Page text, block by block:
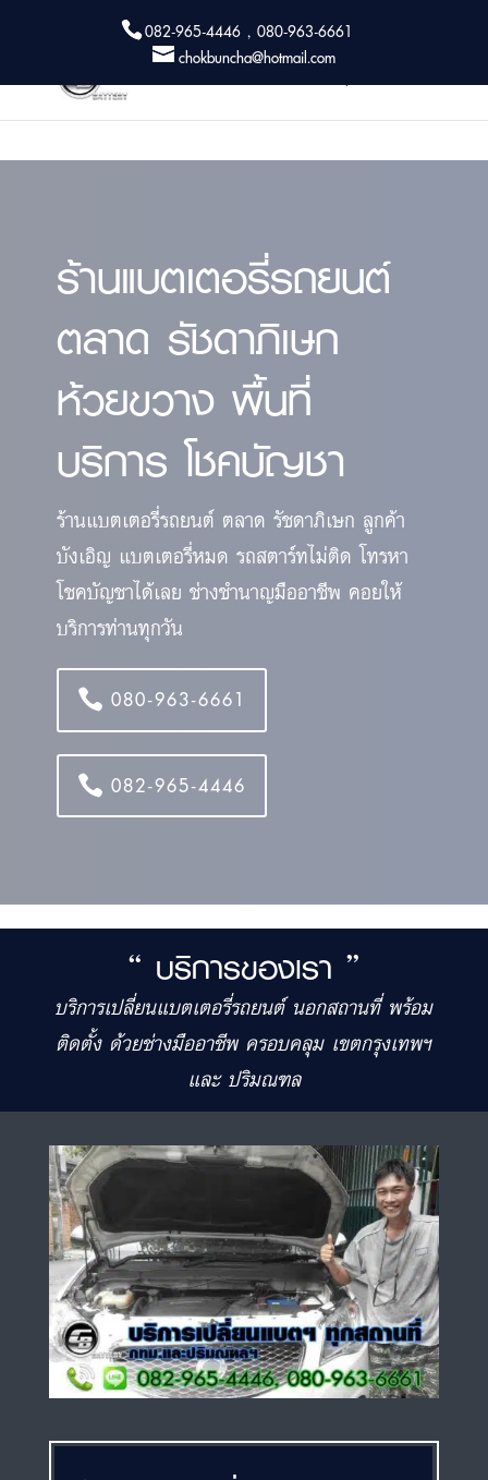
082-965-4446 , 080-963-6661
chokbuncha@hotmail.com
ร้านแบตเตอรี่รถยนต์
ตลาด รัชดาภิเษก
ห้วยขวาง พื้นที่
บริการ โชคบัญชา
ร้านแบตเตอรี่รถยนต์ ตลาด รัชดาภิเษก ลูกค้า
บังเอิญ แบตเตอรี่หมด รถสตาร์ทไม่ติด โทรหา
โชคบัญชาได้เลย ช่างชำนาญมืออาชีพ คอยให้
บริการท่านทุกวัน
080-963-6661
082-965-4446
“ บริการของเรา ”
บริการเปลี่ยนแบตเตอรี่รถยนต์ นอกสถานที่ พร้อม
ติดตั้ง ด้วยช่างมืออาชีพ ครอบคลุม เขตกรุงเทพฯ
และ ปริมณฑล